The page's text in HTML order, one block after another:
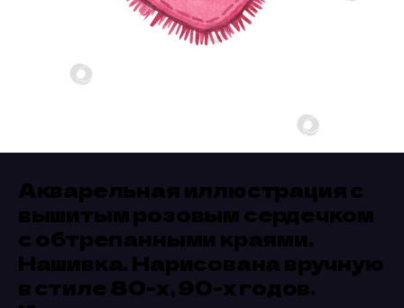
Акварельная иллюстрация с
вышитым розовым сердечком
с обтрепанными краями.
Нашивка. Нарисована вручную
в стиле 80-х, 90-х годов.